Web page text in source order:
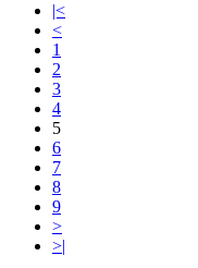
|<
<
1
2
3
4
5
6
7
8
9
>
>|